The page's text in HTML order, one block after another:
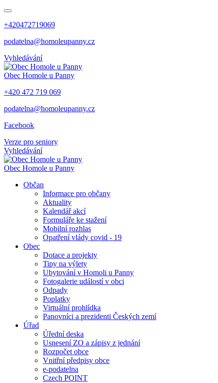
+420472719069
podatelna@homoleupanny.cz
Vyhledávání
Obec Homole u Panny
+420 472 719 069
podatelna@homoleupanny.cz
Facebook
Verze pro seniory
Vyhledávání
Obec Homole u Panny
Občan
Informace pro občany
Aktuality
Kalendář akcí
Formuláře ke stažení
Mobilní rozhlas
Opatření vlády covid - 19
Obec
Dotace a projekty
Tipy na výlety
Ubytování v Homoli u Panny
Fotogalerie událostí v obci
Odpady
Poplatky
Virtuální prohlídka
Panovníci a prezidenti Českých zemí
Úřad
Úřední deska
Usnesení ZO a zápisy z jednání
Rozpočet obce
Vnitřní předpisy obce
e-podatelna
Czech POINT